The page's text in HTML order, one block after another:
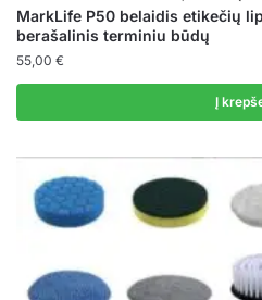
MarkLife P50 belaidis etikečių
berašalinis terminiu būdų
55,00 €
Į